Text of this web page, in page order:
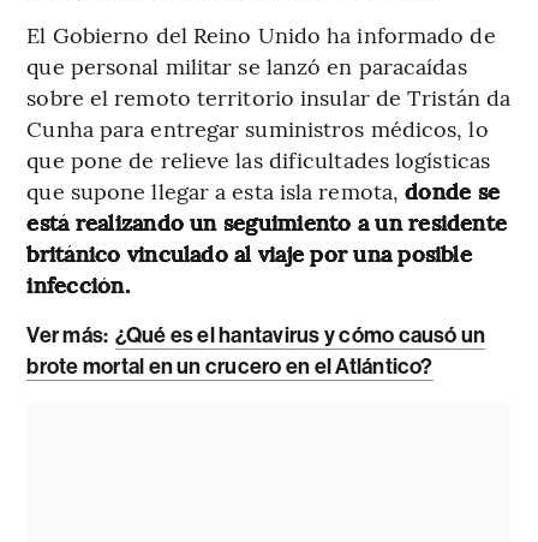
El Gobierno del Reino Unido ha informado de
que personal militar se lanzó en paracaídas
sobre el remoto territorio insular de Tristán da
Cunha para entregar suministros médicos, lo
que pone de relieve las dificultades logísticas
que supone llegar a esta isla remota,donde se
está realizando un seguimiento a un residente
británico vinculado al viaje por una posible
infección.
Ver más: ¿Qué es el hantavirus y cómo causó un
brote mortal en un crucero en el Atlántico?